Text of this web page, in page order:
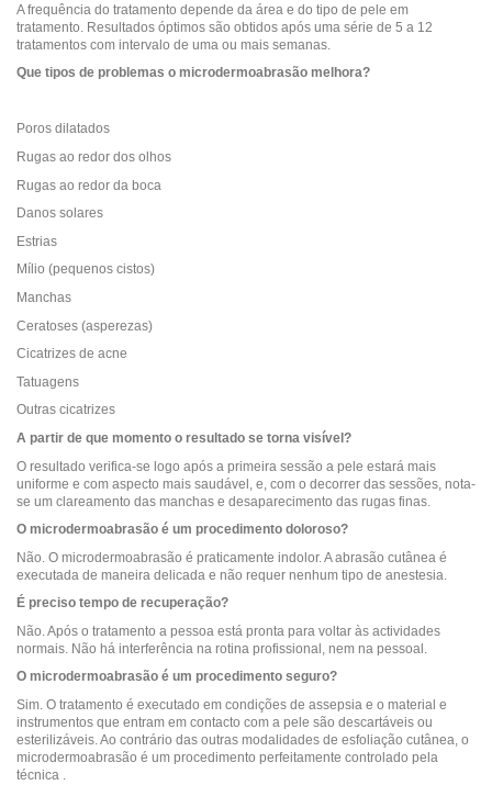
A frequência do tratamento depende da área e do tipo de pele em
tratamento. Resultados óptimos são obtidos após uma série de 5 a 12
tratamentos com intervalo de uma ou mais semanas.
Que tipos de problemas o microdermoabrasão melhora?
Poros dilatados
Rugas ao redor dos olhos
Rugas ao redor da boca
Danos solares
Estrias
Mílio (pequenos cistos)
Manchas
Ceratoses (asperezas)
Cicatrizes de acne
Tatuagens
Outras cicatrizes
A partir de que momento o resultado se torna visível?
O resultado verifica-se logo após a primeira sessão a pele estará mais
uniforme e com aspecto mais saudável, e, com o decorrer das sessões, nota-
se um clareamento das manchas e desaparecimento das rugas finas.
O microdermoabrasão é um procedimento doloroso?
Não. O microdermoabrasão é praticamente indolor. A abrasão cutânea é
executada de maneira delicada e não requer nenhum tipo de anestesia.
É preciso tempo de recuperação?
Não. Após o tratamento a pessoa está pronta para voltar às actividades
normais. Não há interferência na rotina profissional, nem na pessoal.
O microdermoabrasão é um procedimento seguro?
Sim. O tratamento é executado em condições de assepsia e o material e
instrumentos que entram em contacto com a pele são descartáveis ou
esterilizáveis. Ao contrário das outras modalidades de esfoliação cutânea, o
microdermoabrasão é um procedimento perfeitamente controlado pela
técnica .